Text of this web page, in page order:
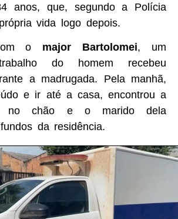
anos, que, segundo a Polícia
vida logo depois.
o major Bartolomei, um
do homem recebeu
a madrugada. Pela manhã,
e ir até a casa, encontrou a
no chão e o marido dela
da residência.